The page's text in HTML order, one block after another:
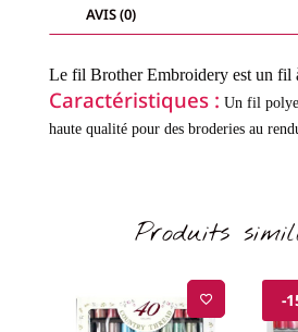
AVIS (0)
Le fil Brother Embroidery est un fil
Caractéristiques : Un fil
haute qualité pour des broderies au
Produits
-